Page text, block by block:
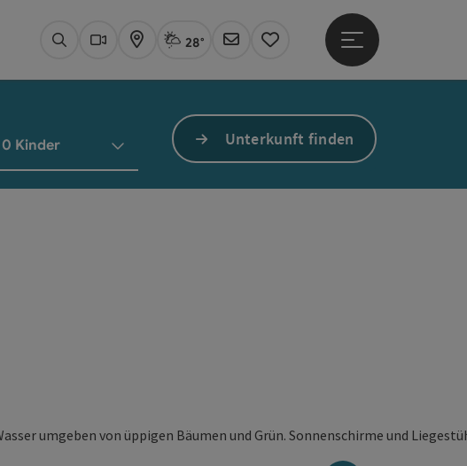
SuchenWebcams
KarteAktuelles Wetter Linz, Sprühregen
28°
Newsletter
Merkzettel
Hauptmenü öffnen
0 Kinder Unterkunft finden